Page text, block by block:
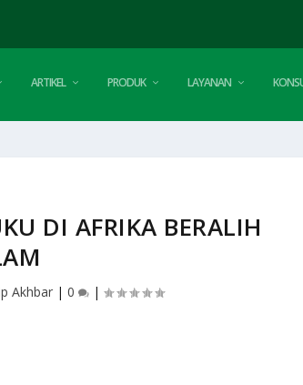
ARTIKEL PRODUK LAYANAN
DI AFRIKA BERALIH
Akhbar |0 |